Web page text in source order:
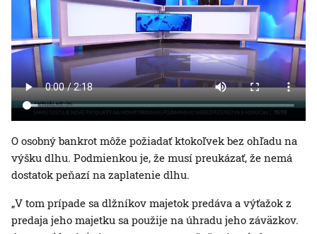
O osobný bankrot môže požiadať ktokoľvek bez ohľadu na
výšku dlhu. Podmienkou je, že musí preukázať, že nemá
dostatok peňazí na zaplatenie dlhu.
„V tom prípade sa dlžníkov majetok predáva a výťažok z
predaja jeho majetku sa použije na úhradu jeho záväzkov.